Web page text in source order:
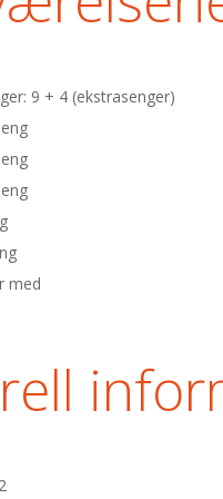
9 + 4 (ekstrasenger)
med